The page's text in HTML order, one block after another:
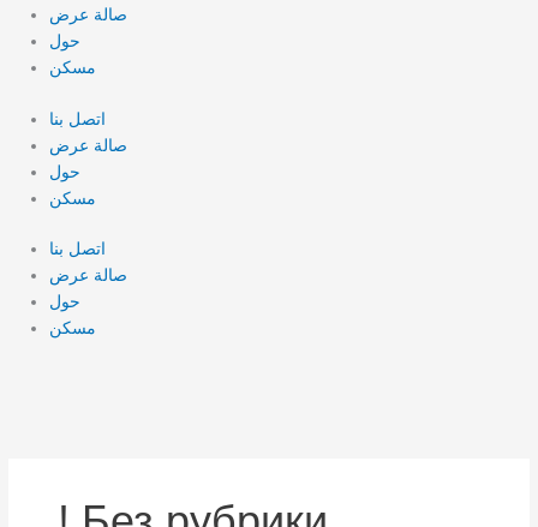
صالة عرض
حول
مسكن
اتصل بنا
صالة عرض
حول
مسكن
اتصل بنا
صالة عرض
حول
مسكن